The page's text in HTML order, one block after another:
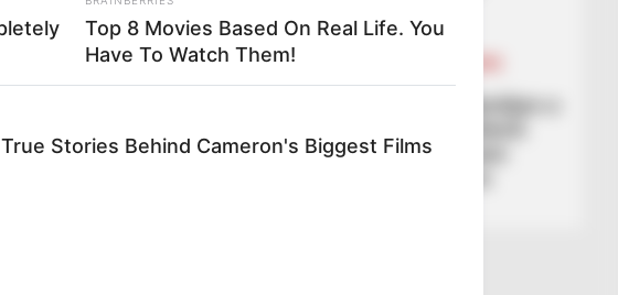
BALLINA
FUTBOLL SHQIPTAR
FSHF shtron iftar për familjen e
Duka: Futbolli & Ramazani
Top 8 Movies Based On Real Life. You
Have To Watch Them!
Stories Behind Cameron's Biggest Films